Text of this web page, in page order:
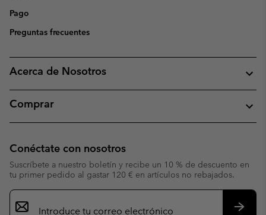
Pago
Preguntas frecuentes
Acerca de Nosotros
Comprar
Conéctate con nosotros
Suscríbete a nuestro boletín y recibe un 10 % de descuento en
tu primer pedido al gastar 120 € en artículos no rebajados.
Suscripción
de